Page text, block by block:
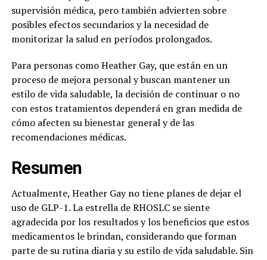
supervisión médica, pero también advierten sobre
posibles efectos secundarios y la necesidad de
monitorizar la salud en períodos prolongados.
Para personas como Heather Gay, que están en un
proceso de mejora personal y buscan mantener un
estilo de vida saludable, la decisión de continuar o no
con estos tratamientos dependerá en gran medida de
cómo afecten su bienestar general y de las
recomendaciones médicas.
Resumen
Actualmente, Heather Gay no tiene planes de dejar el
uso de GLP-1. La estrella de RHOSLC se siente
agradecida por los resultados y los beneficios que estos
medicamentos le brindan, considerando que forman
parte de su rutina diaria y su estilo de vida saludable. Sin